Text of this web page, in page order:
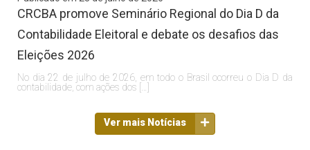
CRCBA promove Seminário Regional do Dia D da
Contabilidade Eleitoral e debate os desafios das
Eleições 2026
No dia 22 de julho de 2026, em todo o Brasil ocorreu o Dia D da
contabilidade, com ações dos […]
Ver mais Notícias